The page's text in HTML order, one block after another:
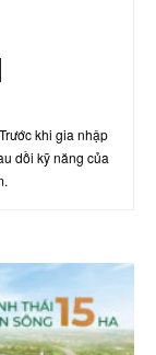
khi gia nhập
dồi kỹ năng của